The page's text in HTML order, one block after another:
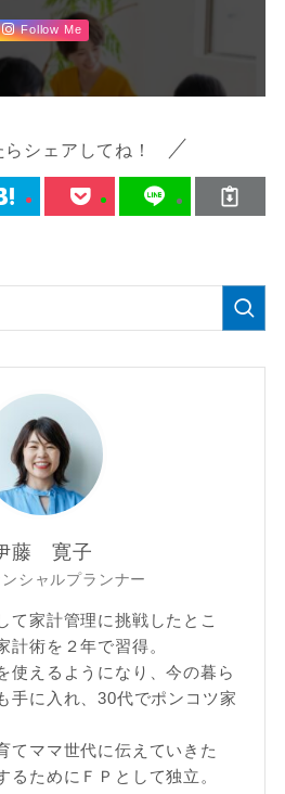
Follow Me
シェアしてね！
藤 寛子
シャルプランナー
て家計管理に挑戦したとこ
計術を２年で習得。
使えるようになり、今の暮ら
手に入れ、30代でポンコツ家
てママ世代に伝えていきた
るためにＦＰとして独立。